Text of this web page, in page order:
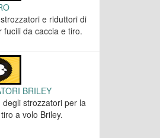
e riduttori di
fucili da caccia e tiro.
BRILEY
degli strozzatori per la
a volo Briley.